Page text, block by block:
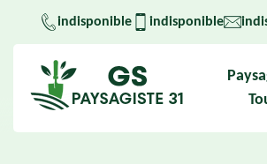
indisponible indisponible